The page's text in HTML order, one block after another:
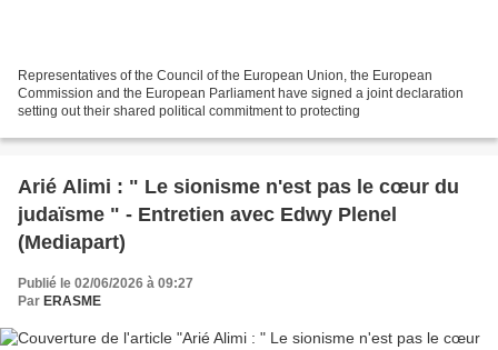
Representatives of the Council of the European Union, the European
Commission and the European Parliament have signed a joint declaration
setting out their shared political commitment to protecting
Arié Alimi : " Le sionisme n'est pas le cœur du
judaïsme " - Entretien avec Edwy Plenel
(Mediapart)
Publié le 02/06/2026 à 09:27
Par ERASME